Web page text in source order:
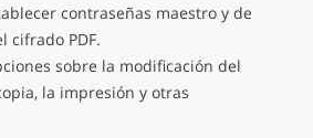
contraseñas maestro y de
cifrado PDF.
sobre la modificación del
la impresión y otras